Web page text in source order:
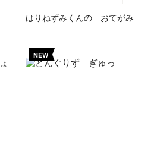
はりねずみくんの おてがみ
NEW